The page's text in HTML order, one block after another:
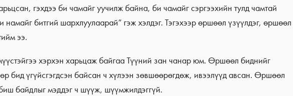
гэхдээ би чамайг уучилж байна, би чамайг сэргээхийн тулд чамтай
намайг битгий шархлуулаарай” гэж хэлдэг. Тэгэхээр өршөөл үзүүлдэг, өршөөл
ээ.
хэрхэн харьцаж байгаа Түүний зан чанар юм. Өршөөл биднийг
бид үгүйсгэгдсэн байсан ч хүлээн зөвшөөрөгдөж, ивээлүүд авсан. Өршөөл
байдлыг мэддэг ч шүүж, шүүмжилдэггүй.